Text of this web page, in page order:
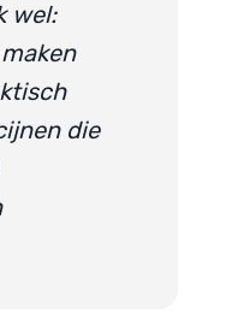
wel:
die